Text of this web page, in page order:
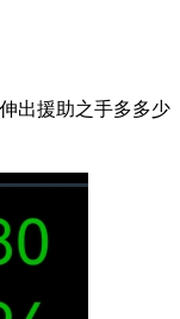
出援助之手多多少